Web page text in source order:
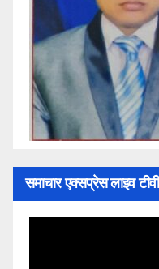
समाचार एक्सप्रेस लाइव टीवी